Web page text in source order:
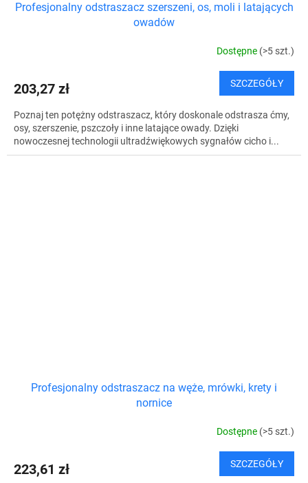
Profesjonalny odstraszacz szerszeni, os, moli i latających
owadów
Dostępne (>5 szt.)
203,27 zł SZCZEGÓŁY
Poznaj ten potężny odstraszacz, który doskonale odstrasza ćmy,
osy, szerszenie, pszczoły i inne latające owady. Dzięki
nowoczesnej technologii ultradźwiękowych sygnałów cicho i...
Profesjonalny odstraszacz na węże, mrówki, krety i
nornice
Dostępne (>5 szt.)
223,61 zł SZCZEGÓŁY